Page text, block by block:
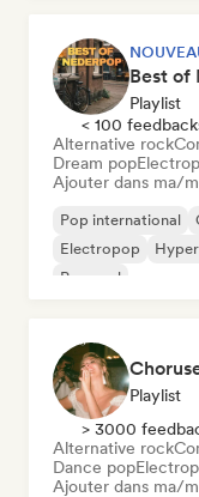
Playlist
< 100
Alternative rock
Dream pop
Ajouter dans ma/
Pop international
Electropop
Pop soul
Playlist
> 3000
Alternative rock
Dance pop
Ajouter dans ma/